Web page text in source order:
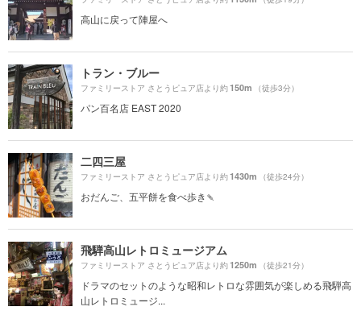
高山に戻って陣屋へ
トラン・ブルー
ファミリーストア さとうピュア店より約150m （徒歩3分）
パン百名店 EAST 2020
二四三屋
ファミリーストア さとうピュア店より約1430m （徒歩24分）
おだんご、五平餅を食べ歩き🍡
飛騨高山レトロミュージアム
ファミリーストア さとうピュア店より約1250m （徒歩21分）
ドラマのセットのような昭和レトロな雰囲気が楽しめる飛騨高
山レトロミュージ...